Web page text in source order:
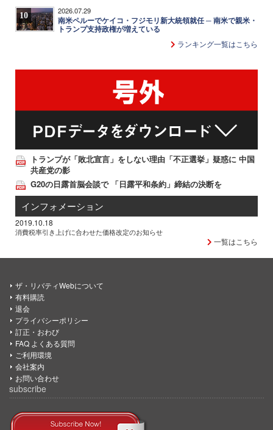
10 2026.07.29
南米ペルーでケイコ・フジモリ新大統領就任 ─ 南米で親米・
トランプ支持政権が増えている
ランキング一覧はこちら
トランプが「敗北宣言」をしない理由「不正選挙」疑惑に 中国
共産党の影
G20の日露首脳会談で 「日露平和条約」締結の決断を
インフォメーション
2019.10.18
消費税率引き上げに合わせた価格改定のお知らせ
一覧はこちら
ザ・リバティWebについて
有料購読
退会
プライバシーポリシー
訂正・おわび
FAQ よくある質問
ご利用環境
会社案内
お問い合わせ
subscribe